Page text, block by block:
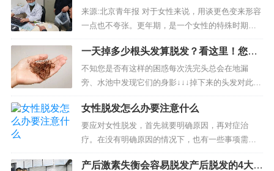
来源:北京青年报 对于女性来说，用谈更色变来形容
一点也不夸张。更年期，是一个女性的特殊时期，
急躁易怒，潮热、盗汗、面部发红，乳房胀痛，食
欲不振，烦躁失眠……各种让人苦恼的症状都找上
了...
一天掉多少根头发算脱发？看这里！您中
招了吗……
不知您是否有这样的困惑每次洗完头总会在地漏
旁、水池中发现它们的身影↓↓↓掉下来的头发对此，
也有网友提出了这样的疑惑说起脱发不少人都有这
样的担忧要是秃了可咋办……国家卫生健康委员会
发布的脱发人群调查显示...
女性脱发怎么办要注意什么
要应对女性脱发，首先就要明确原因，再对症治
疗。在没有明确原因的情况下，也有一些事项需要
注意。做好以下10点，有助缓解女性脱发： 1、避
免使用过紧的发卡或辫扎头发 过...
产后激素失衡会容易脱发产后脱发的4大诱